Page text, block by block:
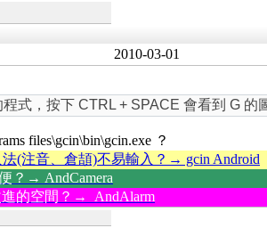
2010-03-01
式，按下 CTRL + SPACE 會看到 G
files\gcin\bin\gcin.exe ？
(注音、倉頡)不易輸入？→ gcin Android
？→ AndCamera
進的空間？→ AndAlarm